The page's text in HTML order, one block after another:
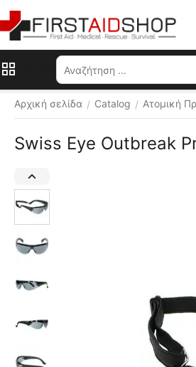
Αρχική σελίδα / Catalog / Ατομική
Swiss Eye Outbreak
Διάφορα
χρώματα